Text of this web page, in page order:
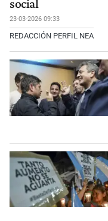
social
23-03-2026 09:33
REDACCIÓN PERFIL NEA